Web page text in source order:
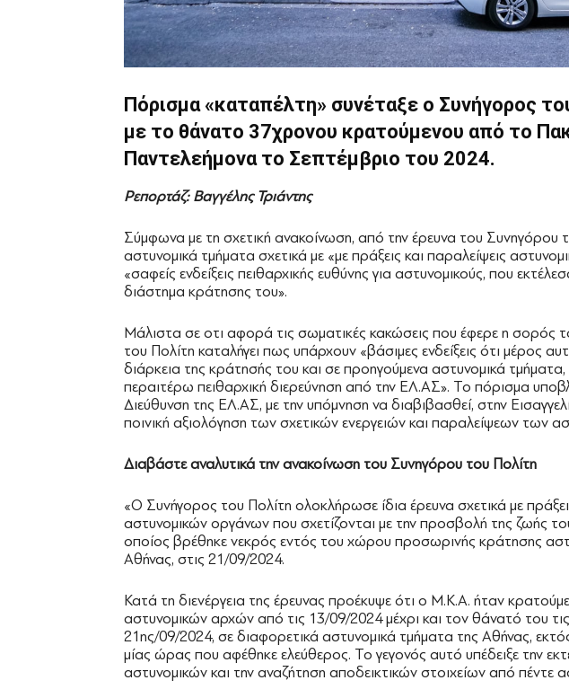
Πόρισμα «καταπέλτη» συνέταξε ο Συνήγορος
με το θάνατο 37χρονου κρατούμενου από το
Παντελεήμονα το Σεπτέμβριο του 2024.
Ρεπορτάζ: Βαγγέλης Τριάντης
Σύμφωνα με τη σχετική ανακοίνωση, από την έρευνα του Συνηγόρου
αστυνομικά τμήματα σχετικά με «με πράξεις και παραλείψεις
«σαφείς ενδείξεις πειθαρχικής ευθύνης για αστυνομικούς, που
διάστημα κράτησης του».
Μάλιστα σε οτι αφορά τις σωματικές κακώσεις που έφερε η σορός
του Πολίτη καταλήγει πως υπάρχουν «βάσιμες ενδείξεις ότι μέρος
διάρκεια της κράτησής του και σε προηγούμενα αστυνομικά
περαιτέρω πειθαρχική διερεύνηση από την ΕΛ.ΑΣ». Το πόρισμα
Διεύθυνση της ΕΛ.ΑΣ, με την υπόμνηση να διαβιβασθεί, στην
ποινική αξιολόγηση των σχετικών ενεργειών και παραλείψεων των
Διαβάστε αναλυτικά την ανακοίνωση του Συνηγόρου του Πολίτη
«Ο Συνήγορος του Πολίτη ολοκλήρωσε ίδια έρευνα σχετικά με
αστυνομικών οργάνων που σχετίζονται με την προσβολή της ζωής
οποίος βρέθηκε νεκρός εντός του χώρου προσωρινής κράτησης
Αθήνας, στις 21/09/2024.
Κατά τη διενέργεια της έρευνας προέκυψε ότι ο M.Κ.Α. ήταν
αστυνομικών αρχών από τις 13/09/2024 μέχρι και τον θάνατό του
21ης/09/2024, σε διαφορετικά αστυνομικά τμήματα της Αθήνας,
μίας ώρας που αφέθηκε ελεύθερος. Το γεγονός αυτό υπέδειξε την
αστυνομικών και την αναζήτηση αποδεικτικών στοιχείων από πέντε